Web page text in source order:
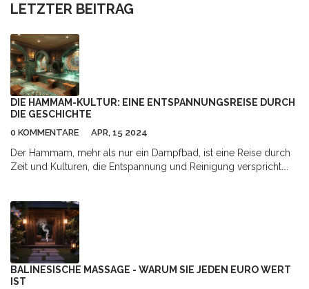
LETZTER BEITRAG
DIE HAMMAM-KULTUR: EINE ENTSPANNUNGSREISE DURCH
DIE GESCHICHTE
0 KOMMENTARE APR, 15 2024
Der Hammam, mehr als nur ein Dampfbad, ist eine Reise durch
Zeit und Kulturen, die Entspannung und Reinigung verspricht.
Bades heute weltweit genossen wird. Leserinnen und Leser
erfahren nicht nur von den gesundheitlichen Vorteilen eines
Hammam-Besuchs, sondern auch, wie sie diese traditionelle
Praxis in ihre eigene Wellness-Routine integrieren können.
BALINESISCHE MASSAGE - WARUM SIE JEDEN EURO WERT
IST